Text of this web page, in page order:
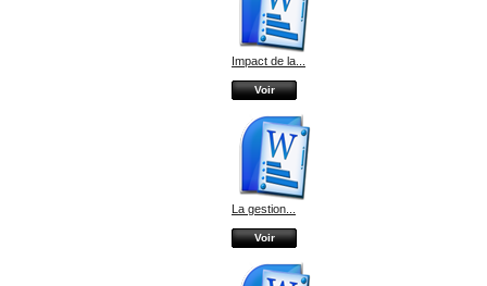
Impact de la...
Voir
La gestion...
Voir